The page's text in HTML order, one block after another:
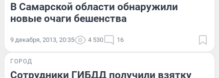
В Самарской области обнаружили
новые очаги бешенства
9 декабря, 2013, 20:35 4 530 16
ГОРОД
Сотрудники ГИБДД получили взятку